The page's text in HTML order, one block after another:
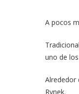
A pocos
uno de
Alrededor
Rynek.